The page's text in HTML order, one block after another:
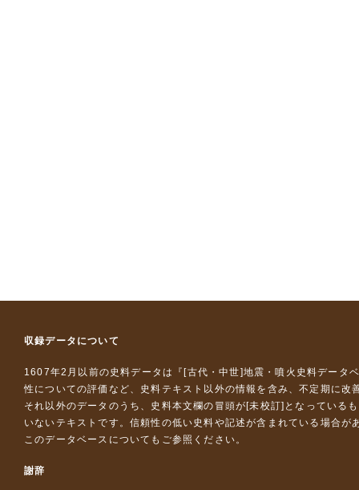
収録データについて
1607年2月以前の史料データは『 [古代・中世]地震・噴火史料データ
性についての評価など、史料テキスト以外の情報を含み、不定期に改
それ以外のデータのうち、史料本文欄の冒頭が[未校訂]となっている
いないテキストです。信頼性の低い史料や記述が含まれている場合が
このデータベースについて もご参照ください。
謝辞